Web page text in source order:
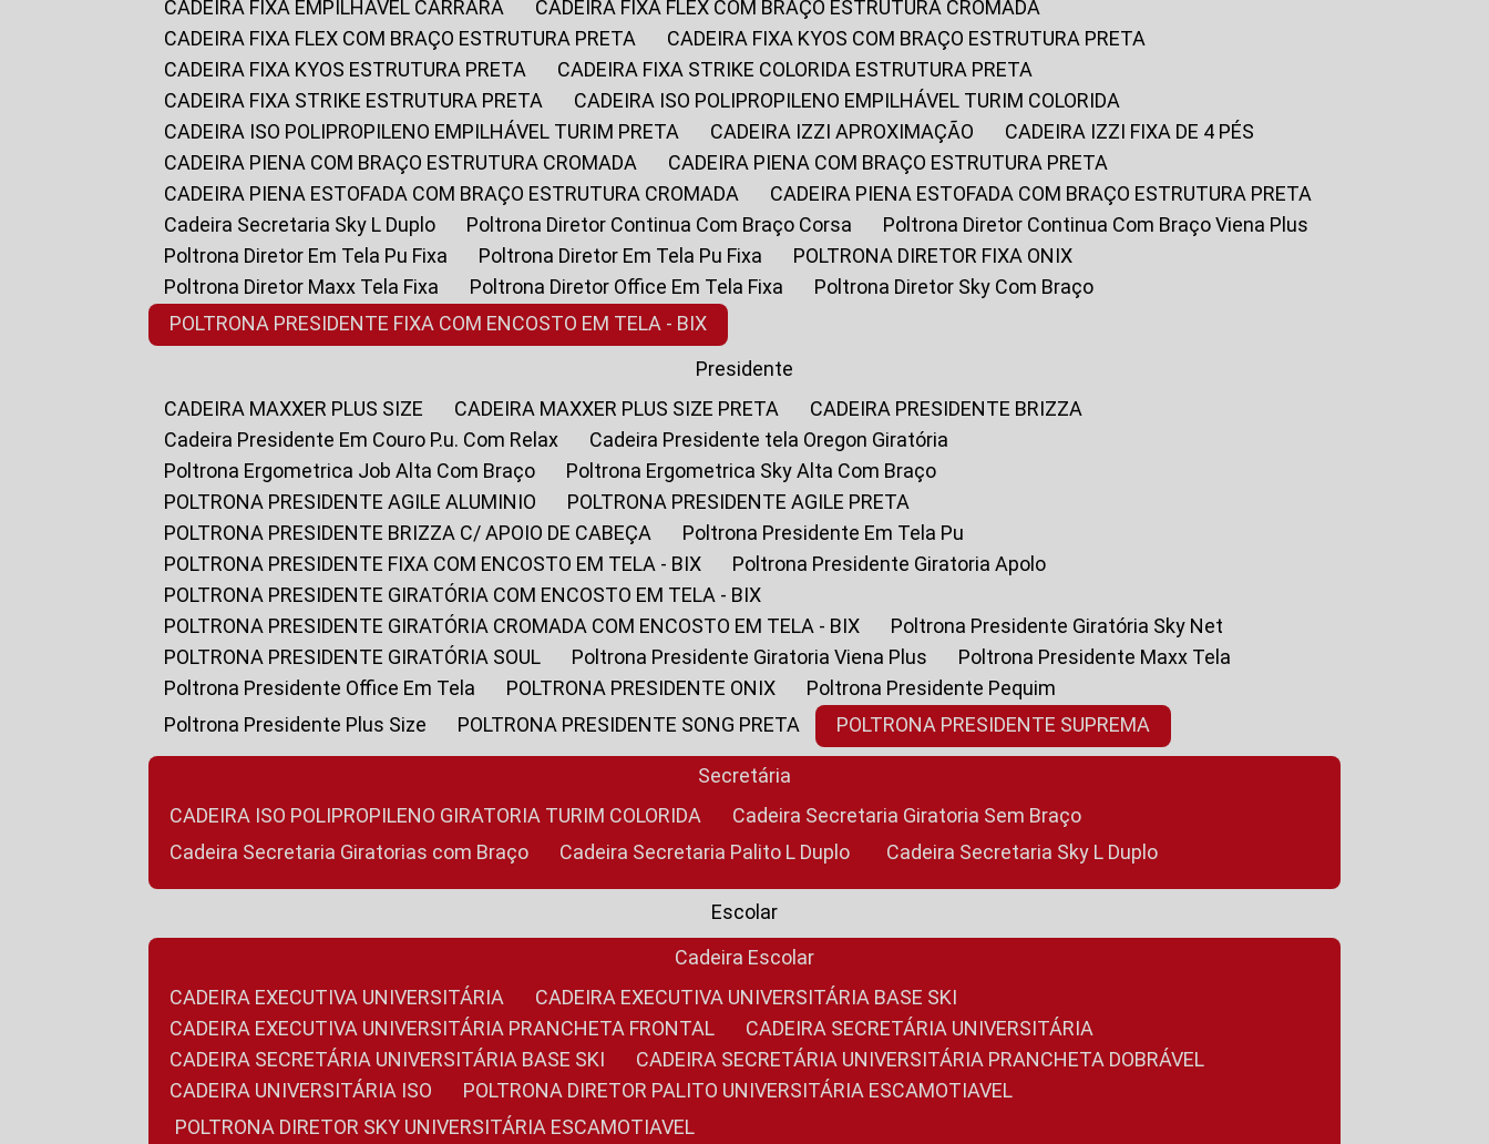
CADEIRA FIXA EMPILHÁVEL CARRARA
CADEIRA FIXA FLEX COM BRAÇO ESTRUTURA CROMADA
CADEIRA FIXA FLEX COM BRAÇO ESTRUTURA PRETA
CADEIRA FIXA KYOS COM BRAÇO ESTRUTURA PRETA
CADEIRA FIXA KYOS ESTRUTURA PRETA
CADEIRA FIXA STRIKE COLORIDA ESTRUTURA PRETA
CADEIRA FIXA STRIKE ESTRUTURA PRETA
CADEIRA ISO POLIPROPILENO EMPILHÁVEL TURIM COLORIDA
CADEIRA ISO POLIPROPILENO EMPILHÁVEL TURIM PRETA
CADEIRA IZZI APROXIMAÇÃO
CADEIRA IZZI FIXA DE 4 PÉS
CADEIRA PIENA COM BRAÇO ESTRUTURA CROMADA
CADEIRA PIENA COM BRAÇO ESTRUTURA PRETA
CADEIRA PIENA ESTOFADA COM BRAÇO ESTRUTURA CROMADA
CADEIRA PIENA ESTOFADA COM BRAÇO ESTRUTURA PRETA
Cadeira Secretaria Sky L Duplo
Poltrona Diretor Continua Com Braço Corsa
Poltrona Diretor Continua Com Braço Viena Plus
Poltrona Diretor Em Tela Pu Fixa
Poltrona Diretor Em Tela Pu Fixa
POLTRONA DIRETOR FIXA ONIX
Poltrona Diretor Maxx Tela Fixa
Poltrona Diretor Office Em Tela Fixa
Poltrona Diretor Sky Com Braço
POLTRONA PRESIDENTE FIXA COM ENCOSTO EM TELA - BIX
Presidente
CADEIRA MAXXER PLUS SIZE
CADEIRA MAXXER PLUS SIZE PRETA
CADEIRA PRESIDENTE BRIZZA
Cadeira Presidente Em Couro P.u. Com Relax
Cadeira Presidente tela Oregon Giratória
Poltrona Ergometrica Job Alta Com Braço
Poltrona Ergometrica Sky Alta Com Braço
POLTRONA PRESIDENTE AGILE ALUMINIO
POLTRONA PRESIDENTE AGILE PRETA
POLTRONA PRESIDENTE BRIZZA C/ APOIO DE CABEÇA
Poltrona Presidente Em Tela Pu
POLTRONA PRESIDENTE FIXA COM ENCOSTO EM TELA - BIX
Poltrona Presidente Giratoria Apolo
POLTRONA PRESIDENTE GIRATÓRIA COM ENCOSTO EM TELA - BIX
POLTRONA PRESIDENTE GIRATÓRIA CROMADA COM ENCOSTO EM TELA - BIX
Poltrona Presidente Giratória Sky Net
POLTRONA PRESIDENTE GIRATÓRIA SOUL
Poltrona Presidente Giratoria Viena Plus
Poltrona Presidente Maxx Tela
Poltrona Presidente Office Em Tela
POLTRONA PRESIDENTE ONIX
Poltrona Presidente Pequim
Poltrona Presidente Plus Size
POLTRONA PRESIDENTE SONG PRETA POLTRONA PRESIDENTE SUPREMA
Secretária
CADEIRA ISO POLIPROPILENO GIRATORIA TURIM COLORIDA
Cadeira Secretaria Giratoria Sem Braço
Cadeira Secretaria Giratorias com Braço
Cadeira Secretaria Palito L Duplo Cadeira Secretaria Sky L Duplo
Escolar
Cadeira Escolar
CADEIRA EXECUTIVA UNIVERSITÁRIA
CADEIRA EXECUTIVA UNIVERSITÁRIA BASE SKI
CADEIRA EXECUTIVA UNIVERSITÁRIA PRANCHETA FRONTAL
CADEIRA SECRETÁRIA UNIVERSITÁRIA
CADEIRA SECRETÁRIA UNIVERSITÁRIA BASE SKI
CADEIRA SECRETÁRIA UNIVERSITÁRIA PRANCHETA DOBRÁVEL
CADEIRA UNIVERSITÁRIA ISO
POLTRONA DIRETOR PALITO UNIVERSITÁRIA ESCAMOTIAVEL
POLTRONA DIRETOR SKY UNIVERSITÁRIA ESCAMOTIAVEL